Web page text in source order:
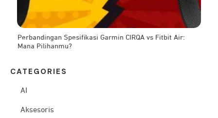
Perbandingan Spesifikasi Garmin CIRQA vs Fitbit Air:
Mana Pilihanmu?
CATEG ORIES
AI
Aksesoris